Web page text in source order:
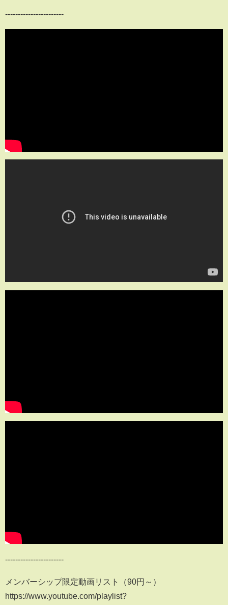
-----------------------
-----------------------
メンバーシップ限定動画リスト（90円～）
https://www.youtube.com/playlist?